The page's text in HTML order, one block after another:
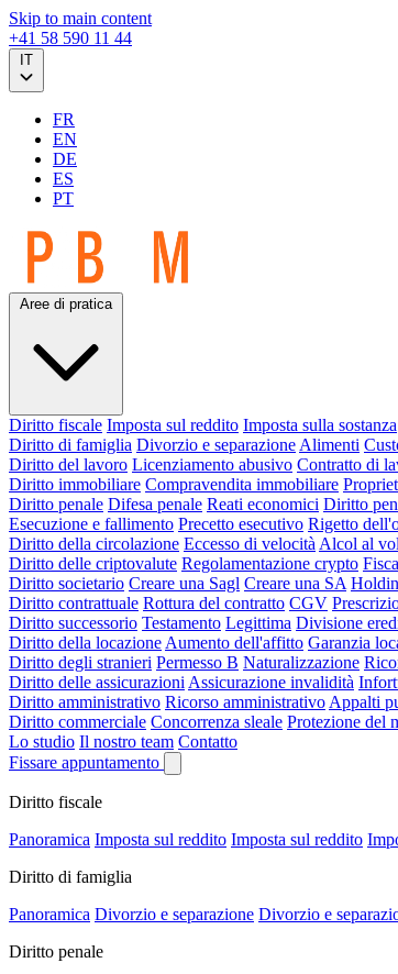
Skip to main content
+41 58 590 11 44
FR
EN
DE
ES
PT
Aree di pratica
Diritto fiscale Imposta sul reddito Imposta sulla sostanza
Diritto di famiglia Divorzio e separazione Alimenti
Diritto del lavoro Licenziamento abusivo Contratto di
Diritto immobiliare Compravendita immobiliare
Diritto penale Difesa penale Reati economici Diritto
Esecuzione e fallimento Precetto esecutivo Rigetto
Diritto della circolazione Eccesso di velocità Alcol al
Diritto delle criptovalute Regolamentazione crypto
Diritto societario Creare una Sagl Creare una SA
Diritto contrattuale Rottura del contratto CGV
Diritto successorio Testamento Legittima Divisione
Diritto della locazione Aumento dell'affitto Garanzia
Diritto degli stranieri Permesso B Naturalizzazione
Diritto delle assicurazioni Assicurazione invalidità
Diritto amministrativo Ricorso amministrativo Appalti
Diritto commerciale Concorrenza sleale Protezione del
Lo studio Il nostro team Contatto
Fissare appuntamento
Diritto fiscale
Panoramica Imposta sul reddito Imposta sul reddito
Diritto di famiglia
Panoramica Divorzio e separazione Divorzio e
Diritto penale